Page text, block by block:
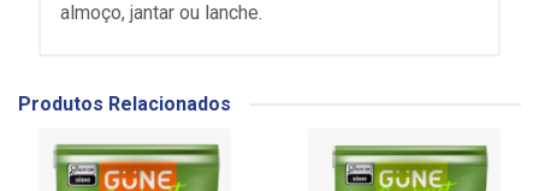
almoço, jantar ou lanche.
Produtos Relacionados